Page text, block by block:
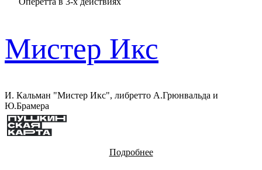
Мистер Икс
И. Кальман "Мистер Икс", либретто А.Грюнвальда и
Ю.Брамера
Подробнее